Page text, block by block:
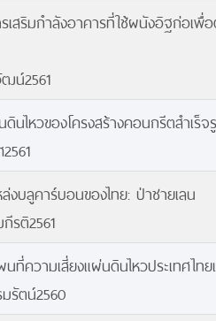
เสริมกำลังอาคารที่ใช้ผนังอิฐก่อเพื่
น์2561
นไหวของโครงสร้างคอนกรีตสำเร็จ
งบลูคาร์บอนของไทย: ป่าชายเลน
รติ2561
นที่ความเสี่ยงแผ่นดินไหวประเทศไ
รัตน์2560